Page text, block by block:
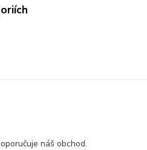
náš obchod.